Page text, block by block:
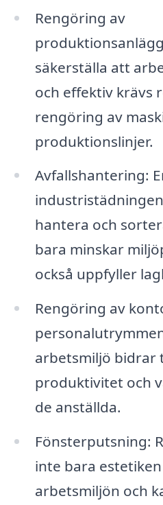
Rengöring av
säkerställa att
och effektiv krävs
rengöring av
produktionslinjer.
Avfallshantering:
hantera och
bara minskar
också uppfyller
Rengöring av
arbetsmiljö bidrar
produktivitet och
de anställda.
Fönsterputsning:
inte bara
arbetsmiljön och